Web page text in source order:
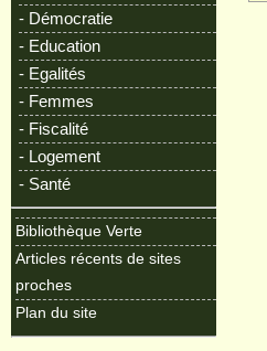
- Démocratie
- Education
- Egalités
- Femmes
- Fiscalité
- Logement
- Santé
Bibliothèque Verte
Articles récents de sites
proches
Plan du site